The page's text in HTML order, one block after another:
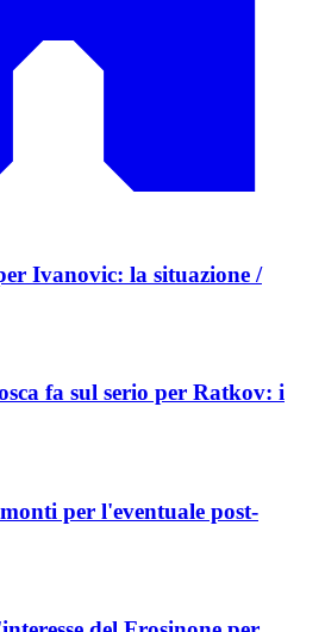
Ivanovic: la situazione /
fa sul serio per Ratkov: i
per l'eventuale post-